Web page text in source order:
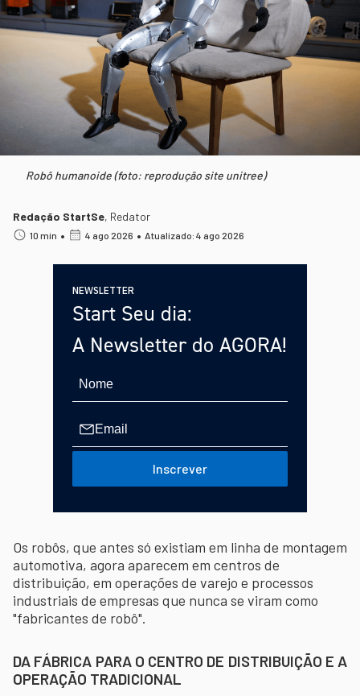
Robô humanoide (foto: reprodução site unitree)
Redação StartSe, Redator
10 min • 4 ago 2026 • Atualizado: 4 ago 2026
NEWSLETTER
Start Seu dia:
A Newsletter do AGORA!
Inscrever
Os robôs, que antes só existiam em linha de montagem
automotiva, agora aparecem em centros de
distribuição, em operações de varejo e processos
industriais de empresas que nunca se viram como
"fabricantes de robô".
DA FÁBRICA PARA O CENTRO DE DISTRIBUIÇÃO E A
OPERAÇÃO TRADICIONAL